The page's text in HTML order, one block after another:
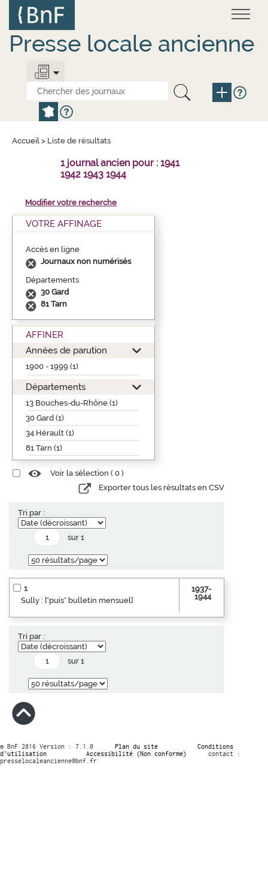
contenu
principal
Presse locale ancienne
Accueil > Liste de résultats
1 journal ancien pour : 1941
1942 1943 1944
Modifier votre recherche
VOTRE AFFINAGE
Accès en ligne
Journaux non numérisés
Départements
30 Gard
81 Tarn
AFFINER
Années de parution
1900 - 1999 (1)
Départements
13 Bouches-du-Rhône (1)
30 Gard (1)
34 Hérault (1)
81 Tarn (1)
Voir la sélection ( 0 )
Exporter tous les résultats en CSV
Tri par :
sur 1
1
Sully : ["puis" bulletin mensuel]
1937-
1944
Tri par :
sur 1
© BnF 2016 Version : 7.1.0 Plan du site
Conditions
d’utilisation
Accessibilité (Non conforme)
contact :
presselocaleancienne@bnf.fr
Panneau de gestion des cookies